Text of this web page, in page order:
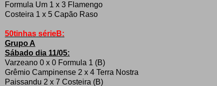
Formula Um 1 x 3 Flamengo
Costeira 1 x 5 Capão Raso
50tinhas sérieB:
Grupo A
Sábado dia 11/05:
Varzeano 0 x 0 Formula 1 (B)
Grêmio Campinense 2 x 4 Terra Nostra
Paissandu 2 x 7 Costeira (B)